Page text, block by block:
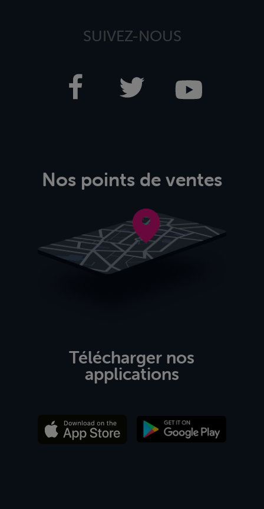
SUIVEZ-NOUS
Nos points de ventes
Télécharger nos
applications